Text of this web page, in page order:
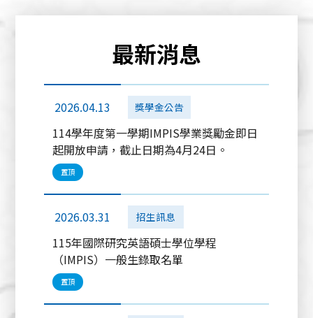
最新消息
2026.04.13 獎學金公告
114學年度第一學期IMPIS學業獎勵金即日
起開放申請，截止日期為4月24日。
置頂
2026.03.31 招生訊息
115年國際研究英語碩士學位學程
（IMPIS）一般生錄取名單
置頂